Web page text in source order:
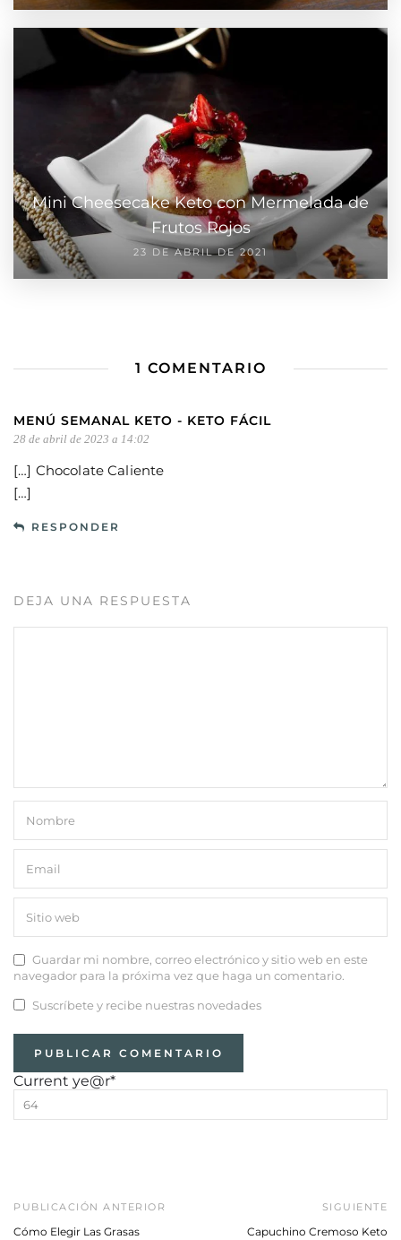
Mini Cheesecake Keto con Mermelada de
Frutos Rojos
23 DE ABRIL DE 2021
1 COMENTARIO
MENÚ SEMANAL KETO - KETO FÁCIL
28 de abril de 2023 a 14:02
[…] Chocolate Caliente
[…]
RESPONDER
DEJA UNA RESPUESTA
Guardar mi nombre, correo electrónico y sitio web en este
navegador para la próxima vez que haga un comentario.
Suscríbete y recibe nuestras novedades
Current ye@r*
PUBLICACIÓN ANTERIOR
Cómo Elegir Las Grasas
SIGUIENTE
Capuchino Cremoso Keto